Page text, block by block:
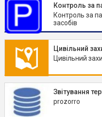
Контроль за
Контроль за
засобів
Цивільний
Цивільний
Звітування
prozorro